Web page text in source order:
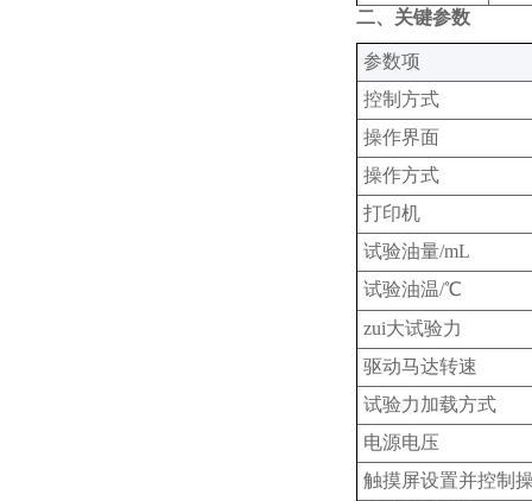
二、关键参数
‌参数项‌
控制方式
操作界面
操作方式
打印机
试验油量/mL
试验油温/℃
zui大试验力
驱动马达转速
试验力加载方式
电源电压
触摸屏设置并控制